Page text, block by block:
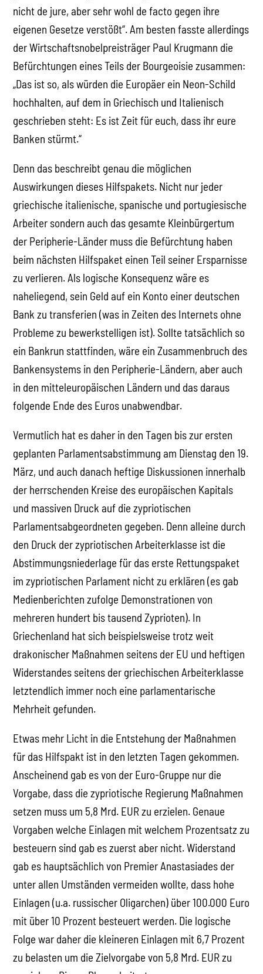
nicht de jure, aber sehr wohl de facto gegen ihre
eigenen Gesetze verstößt“. Am besten fasste allerdings
der Wirtschaftsnobelpreisträger Paul Krugmann die
Befürchtungen eines Teils der Bourgeoisie zusammen:
„Das ist so, als würden die Europäer ein Neon-Schild
hochhalten, auf dem in Griechisch und Italienisch
geschrieben steht: Es ist Zeit für euch, dass ihr eure
Banken stürmt.“
Denn das beschreibt genau die möglichen
Auswirkungen dieses Hilfspakets. Nicht nur jeder
griechische italienische, spanische und portugiesische
Arbeiter sondern auch das gesamte Kleinbürgertum
der Peripherie-Länder muss die Befürchtung haben
beim nächsten Hilfspaket einen Teil seiner Ersparnisse
zu verlieren. Als logische Konsequenz wäre es
naheliegend, sein Geld auf ein Konto einer deutschen
Bank zu transferien (was in Zeiten des Internets ohne
Probleme zu bewerkstelligen ist). Sollte tatsächlich so
ein Bankrun stattfinden, wäre ein Zusammenbruch des
Bankensystems in den Peripherie-Ländern, aber auch
in den mitteleuropäischen Ländern und das daraus
folgende Ende des Euros unabwendbar.
Vermutlich hat es daher in den Tagen bis zur ersten
geplanten Parlamentsabstimmung am Dienstag den 19.
März, und auch danach heftige Diskussionen innerhalb
der herrschenden Kreise des europäischen Kapitals
und massiven Druck auf die zypriotischen
Parlamentsabgeordneten gegeben. Denn alleine durch
den Druck der zypriotischen Arbeiterklasse ist die
Abstimmungsniederlage für das erste Rettungspaket
im zypriotischen Parlament nicht zu erklären (es gab
Medienberichten zufolge Demonstrationen von
mehreren hundert bis tausend Zyprioten). In
Griechenland hat sich beispielsweise trotz weit
drakonischer Maßnahmen seitens der EU und heftigen
Widerstandes seitens der griechischen Arbeiterklasse
letztendlich immer noch eine parlamentarische
Mehrheit gefunden.
Etwas mehr Licht in die Entstehung der Maßnahmen
für das Hilfspakt ist in den letzten Tagen gekommen.
Anscheinend gab es von der Euro-Gruppe nur die
Vorgabe, dass die zypriotische Regierung Maßnahmen
setzen muss um 5,8 Mrd. EUR zu erzielen. Genaue
Vorgaben welche Einlagen mit welchem Prozentsatz zu
besteuern sind gab es zuerst aber nicht. Widerstand
gab es hauptsächlich von Premier Anastasiades der
unter allen Umständen vermeiden wollte, dass hohe
Einlagen (u.a. russischer Oligarchen) über 100.000 Euro
mit über 10 Prozent besteuert werden. Die logische
Folge war daher die kleineren Einlagen mit 6,7 Prozent
zu belasten um die Zielvorgabe von 5,8 Mrd. EUR zu